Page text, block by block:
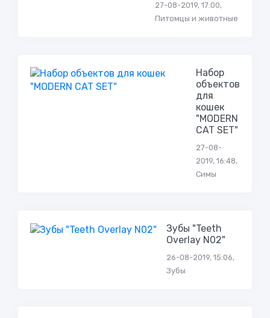
27-08-2019, 17:00,
Питомцы и животные
Набор
объектов
для
кошек
"MODERN
CAT SET"
27-08-
2019, 16:48,
Симы
Зубы "Teeth
Overlay N02"
26-08-2019, 15:06,
Зубы